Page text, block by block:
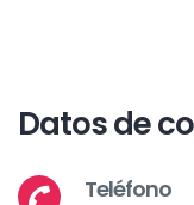
Datos de
Teléfono